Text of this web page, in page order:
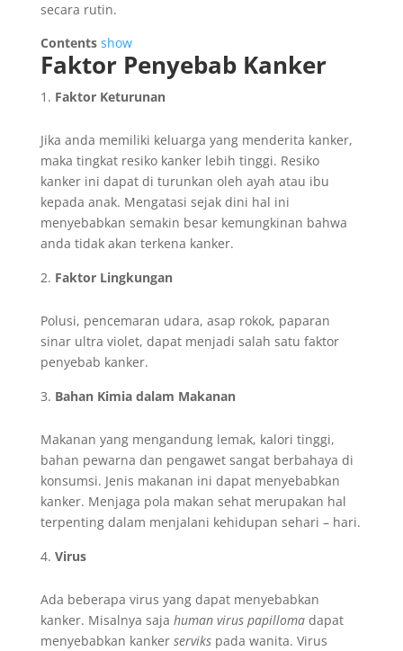
secara rutin.
Contents show
Faktor Penyebab Kanker
Faktor Keturunan
Jika anda memiliki keluarga yang menderita kanker,
maka tingkat resiko kanker lebih tinggi. Resiko
kanker ini dapat di turunkan oleh ayah atau ibu
kepada anak. Mengatasi sejak dini hal ini
menyebabkan semakin besar kemungkinan bahwa
anda tidak akan terkena kanker.
Faktor Lingkungan
Polusi, pencemaran udara, asap rokok, paparan
sinar ultra violet, dapat menjadi salah satu faktor
penyebab kanker.
Bahan Kimia dalam Makanan
Makanan yang mengandung lemak, kalori tinggi,
bahan pewarna dan pengawet sangat berbahaya di
konsumsi. Jenis makanan ini dapat menyebabkan
kanker. Menjaga pola makan sehat merupakan hal
terpenting dalam menjalani kehidupan sehari – hari.
Virus
Ada beberapa virus yang dapat menyebabkan
kanker. Misalnya saja human virus papilloma dapat
menyebabkan kanker servikspada wanita. Virus